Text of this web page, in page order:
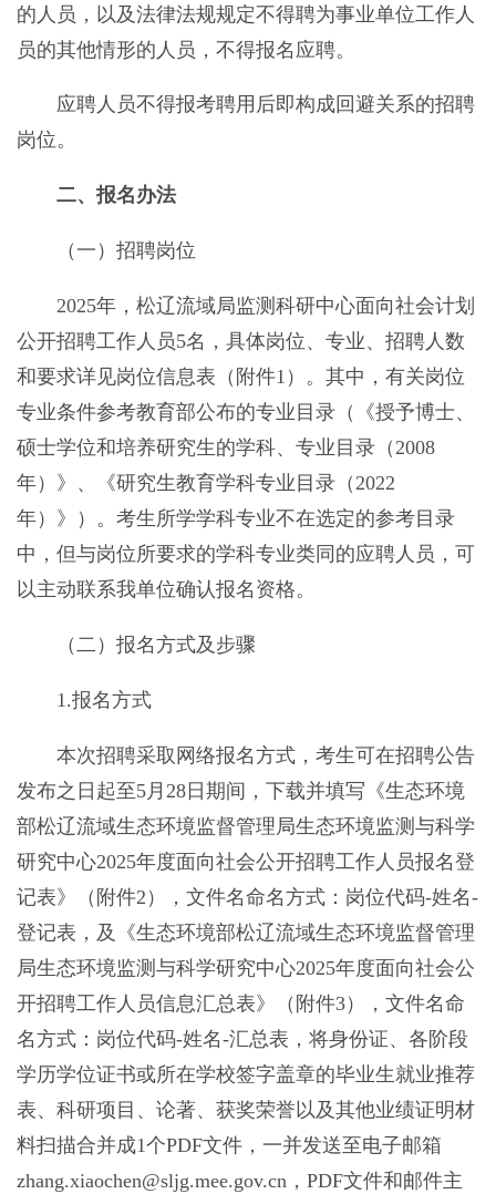
的人员，以及法律法规规定不得聘为事业单位工作人
员的其他情形的人员，不得报名应聘。
应聘人员不得报考聘用后即构成回避关系的招聘
岗位。
二、报名办法
（一）招聘岗位
2025年，松辽流域局监测科研中心面向社会计划
公开招聘工作人员5名，具体岗位、专业、招聘人数
和要求详见岗位信息表（附件1）。其中，有关岗位
专业条件参考教育部公布的专业目录（《授予博士、
硕士学位和培养研究生的学科、专业目录（2008
年）》、《研究生教育学科专业目录（2022
年）》）。考生所学学科专业不在选定的参考目录
中，但与岗位所要求的学科专业类同的应聘人员，可
以主动联系我单位确认报名资格。
（二）报名方式及步骤
1.报名方式
本次招聘采取网络报名方式，考生可在招聘公告
发布之日起至5月28日期间，下载并填写《生态环境
部松辽流域生态环境监督管理局生态环境监测与科学
研究中心2025年度面向社会公开招聘工作人员报名登
记表》（附件2），文件名命名方式：岗位代码-姓名-
登记表，及《生态环境部松辽流域生态环境监督管理
局生态环境监测与科学研究中心2025年度面向社会公
开招聘工作人员信息汇总表》（附件3），文件名命
名方式：岗位代码-姓名-汇总表，将身份证、各阶段
学历学位证书或所在学校签字盖章的毕业生就业推荐
表、科研项目、论著、获奖荣誉以及其他业绩证明材
料扫描合并成1个PDF文件，一并发送至电子邮箱
zhang.xiaochen@sljg.mee.gov.cn，PDF文件和邮件主